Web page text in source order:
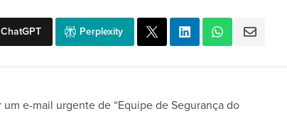
ChatGPT Perplexity
e-mail urgente de “Equipe de Segurança do